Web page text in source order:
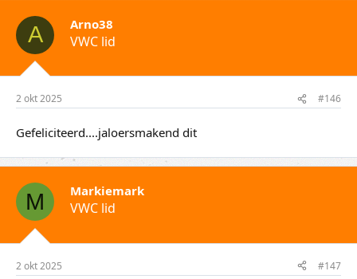
A Arno38
VWC lid
2 okt 2025 #146
Gefeliciteerd....jaloersmakend dit
M Markiemark
VWC lid
2 okt 2025 #147